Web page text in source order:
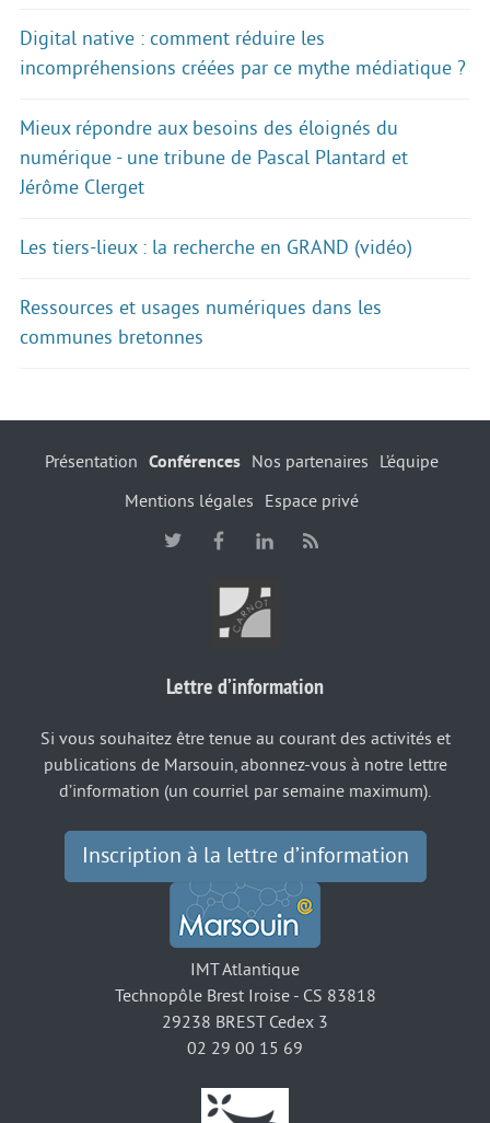
Digital native : comment réduire les
incompréhensions créées par ce mythe médiatique ?
Mieux répondre aux besoins des éloignés du
numérique - une tribune de Pascal Plantard et
Jérôme Clerget
Les tiers-lieux : la recherche en GRAND (vidéo)
Ressources et usages numériques dans les
communes bretonnes
Présentation Conférences Nos partenaires
L’équipe
Mentions légales
Espace privé
Lettre d’information
Si vous souhaitez être tenue au courant des activités et
publications de Marsouin, abonnez-vous à notre lettre
d’information (un courriel par semaine maximum).
Inscription à la lettre d’information
IMT Atlantique
Technopôle Brest Iroise - CS 83818
29238 BREST Cedex 3
02 29 00 15 69